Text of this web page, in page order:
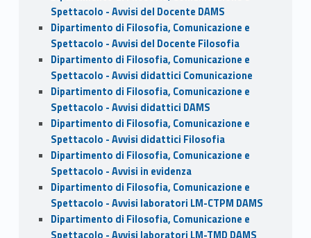
Spettacolo - Avvisi del Docente DAMS
Dipartimento di Filosofia, Comunicazione e
Spettacolo - Avvisi del Docente Filosofia
Dipartimento di Filosofia, Comunicazione e
Spettacolo - Avvisi didattici Comunicazione
Dipartimento di Filosofia, Comunicazione e
Spettacolo - Avvisi didattici DAMS
Dipartimento di Filosofia, Comunicazione e
Spettacolo - Avvisi didattici Filosofia
Dipartimento di Filosofia, Comunicazione e
Spettacolo - Avvisi in evidenza
Dipartimento di Filosofia, Comunicazione e
Spettacolo - Avvisi laboratori LM-CTPM DAMS
Dipartimento di Filosofia, Comunicazione e